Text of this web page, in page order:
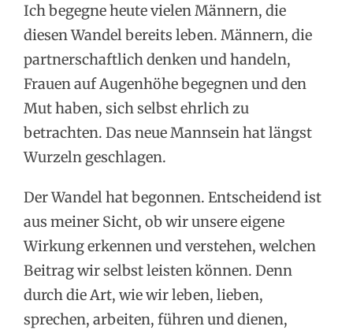
Ich begegne heute vielen Männern, die
diesen Wandel bereits leben. Männern, die
partnerschaftlich denken und handeln,
Frauen auf Augenhöhe begegnen und den
Mut haben, sich selbst ehrlich zu
betrachten. Das neue Mannsein hat längst
Wurzeln geschlagen.
Der Wandel hat begonnen. Entscheidend ist
aus meiner Sicht, ob wir unsere eigene
Wirkung erkennen und verstehen, welchen
Beitrag wir selbst leisten können. Denn
durch die Art, wie wir leben, lieben,
sprechen, arbeiten, führen und dienen,